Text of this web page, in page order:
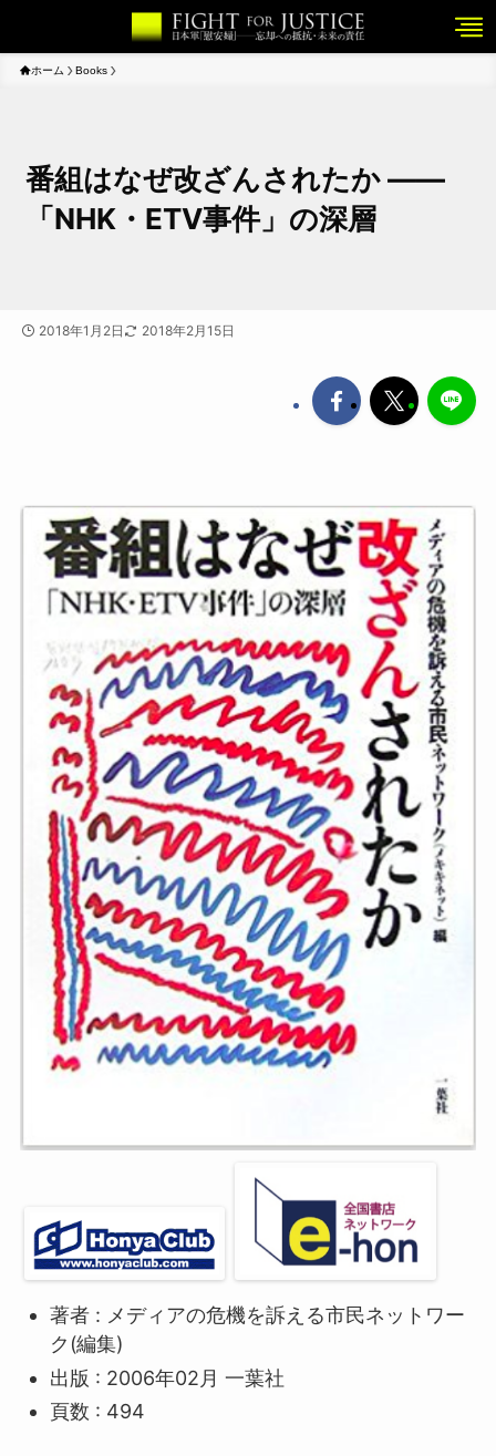
ホーム Books
番組はなぜ改ざんされたか ――
「NHK・ETV事件」の深層
2018年1月2日 2018年2月15日
著者 : メディアの危機を訴える市民ネットワー
ク(編集)
出版 : 2006年02月 一葉社
頁数 : 494